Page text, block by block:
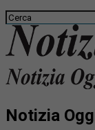
Notizia